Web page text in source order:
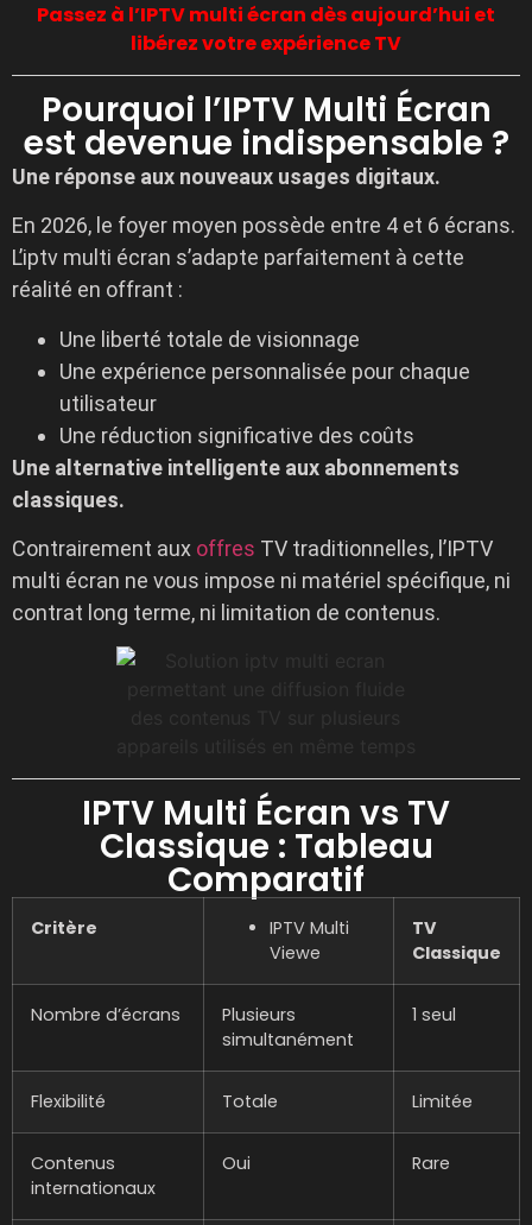
Passez à l’IPTV multi écran dès aujourd’hui et
libérez votre expérience TV
Pourquoi l’IPTV Multi Écran
est devenue indispensable ?
Une réponse aux nouveaux usages digitaux.
En 2026, le foyer moyen possède entre 4 et 6 écrans.
L’iptv multi écran s’adapte parfaitement à cette
réalité en offrant :
Une liberté totale de visionnage
Une expérience personnalisée pour chaque
utilisateur
Une réduction significative des coûts
Une alternative intelligente aux abonnements
classiques.
Contrairement aux offres TV traditionnelles, l’IPTV
multi écran ne vous impose ni matériel spécifique, ni
contrat long terme, ni limitation de contenus.
IPTV Multi Écran vs TV
Classique : Tableau
Comparatif
Critère
IPTV Multi
Viewe
TV
Classique
Nombre d’écrans
Plusieurs
simultanément
1 seul
Flexibilité Totale Limitée
Contenus
internationaux
Oui Rare